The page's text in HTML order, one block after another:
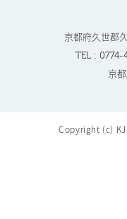
京都府久世郡
TEL : 0774-
京
Copyright (c)